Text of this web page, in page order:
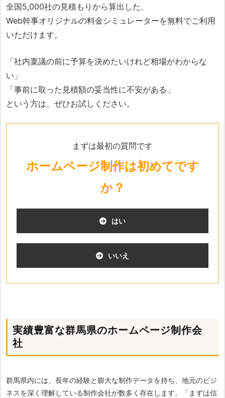
全国5,000社の見積もりから算出した、
Web幹事オリジナルの料金シミュレーターを無料でご利用
いただけます。
「社内稟議の前に予算を決めたいけれど相場がわからな
い」
「事前に取った見積額の妥当性に不安がある」
という方は、ぜひお試しください。
まずは最初の質問です
ホームページ制作は初めてです
か？
はい
いいえ
実績豊富な群馬県のホームページ制作会
社
群馬県内には、長年の経験と膨大な制作データを持ち、地元のビジ
ネスを深く理解している制作会社が数多く存在します。「まずは信